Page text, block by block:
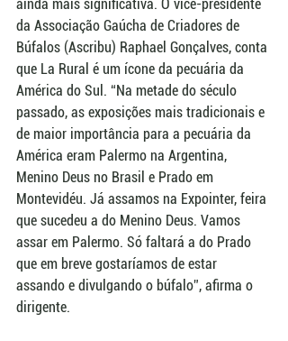
ainda mais significativa. O vice-presidente
da Associação Gaúcha de Criadores de
Búfalos (Ascribu) Raphael Gonçalves, conta
que La Rural é um ícone da pecuária da
América do Sul. “Na metade do século
passado, as exposições mais tradicionais e
de maior importância para a pecuária da
América eram Palermo na Argentina,
Menino Deus no Brasil e Prado em
Montevidéu. Já assamos na Expointer, feira
que sucedeu a do Menino Deus. Vamos
assar em Palermo. Só faltará a do Prado
que em breve gostaríamos de estar
assando e divulgando o búfalo”, afirma o
dirigente.